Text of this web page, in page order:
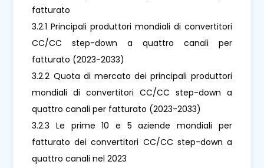
fatturato
3.2.1 Principali produttori mondiali di convertitori
CC/CC step-down a quattro canali per
fatturato (2023-2033)
3.2.2 Quota di mercato dei principali produttori
mondiali di convertitori CC/CC step-down a
quattro canali per fatturato (2023-2033)
3.2.3 Le prime 10 e 5 aziende mondiali per
fatturato dei convertitori CC/CC step-down a
quattro canali nel 2023